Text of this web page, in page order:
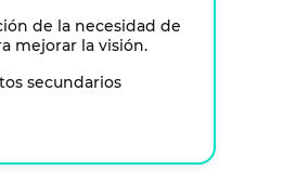
de la necesidad de
mejorar la visión.
secundarios